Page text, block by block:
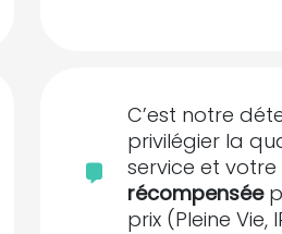
C’est notre
privilégier la
service et votre
récompensée
prix (Pleine Vie,